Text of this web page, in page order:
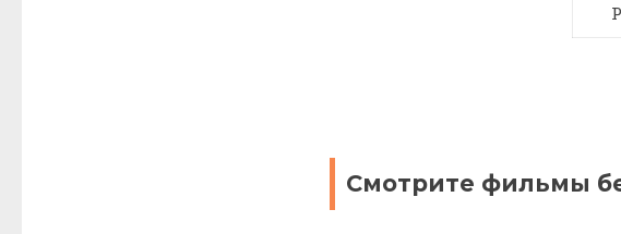
Смотрите фильмы